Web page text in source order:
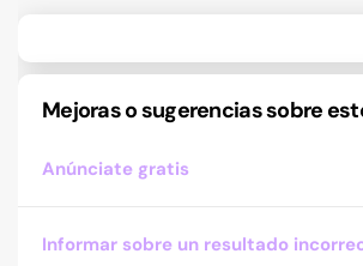
Mejoras o sugerencias sobre
Anúnciate gratis
Informar sobre un resultado